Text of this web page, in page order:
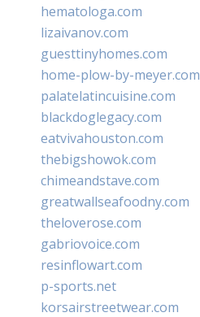
hematologa.com
lizaivanov.com
guesttinyhomes.com
home-plow-by-meyer.com
palatelatincuisine.com
blackdoglegacy.com
eatvivahouston.com
thebigshowok.com
chimeandstave.com
greatwallseafoodny.com
theloverose.com
gabriovoice.com
resinflowart.com
p-sports.net
korsairstreetwear.com